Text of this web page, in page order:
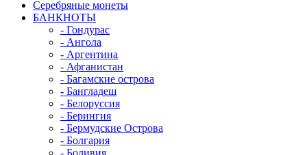
Серебряные монеты
БАНКНОТЫ
- Гондурас
- Ангола
- Аргентина
- Афганистан
- Багамские острова
- Бангладеш
- Белоруссия
- Берингия
- Бермудские Острова
- Болгария
- Боливия